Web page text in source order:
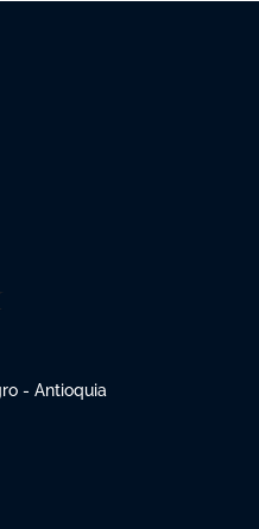
- Antioquia